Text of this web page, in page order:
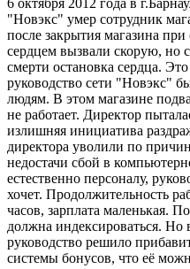
"Новэкс" умер сотрудник
после закрытия магазина
сердцем вызвали скорую, но
смерти остановка сердца.
руководство сети "Новэкс"
людям. В этом магазине
не работает. Директор
излишняя инициатива
директора уволили по
недостачи сбой в
естественно персоналу,
хочет. Продолжительность
часов, зарплата маленькая.
должна индексироваться. Но
руководство решило
системы бонусов, что её